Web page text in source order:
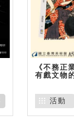
《不務正
有戲文物
活動